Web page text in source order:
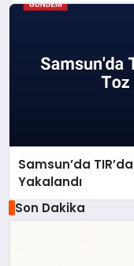
Samsun’da
Yakalandı
Son Dakika